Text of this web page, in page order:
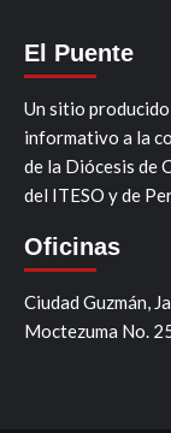
El Puente
Un sitio producido
informativo a la
de la Diócesis de
del ITESO y de
Oficinas
Ciudad Guzmán,
Moctezuma No.